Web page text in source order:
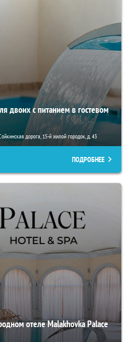
двоих с питанием в гостевом
дорога, 15-й жилой городок, д. 43
ПОДРОБНЕЕ
отеле Malakhovka Palace